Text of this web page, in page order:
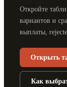
Откройте
вариантов и
выплаты,
Открыть
Как